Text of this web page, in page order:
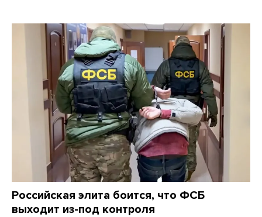
Российская элита боится, что ФСБ
выходит из-под контроля